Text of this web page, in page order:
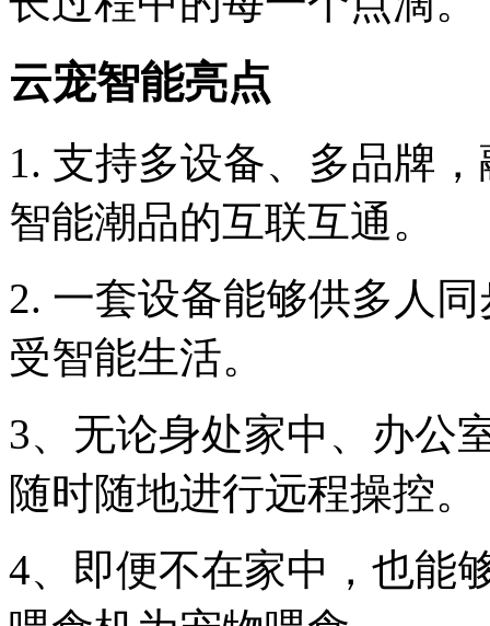
云宠智能亮点
1. 支持多设备、多品牌
智能潮品的互联互通。
2. 一套设备能够供多人
受智能生活。
3、无论身处家中、办公
随时随地进行远程操控。
4、即便不在家中，也能